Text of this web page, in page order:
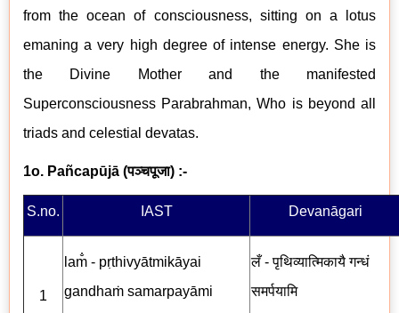
from the ocean of consciousness, sitting on a lotus
emaning a very high degree of intense energy. She is
the Divine Mother and the manifested
Superconsciousness Parabrahman, Who is beyond all
triads and celestial devatas.
1o. Pañcapūjā (पञ्चपूजा) :-
S.no. IAST Devanāgari
1
lam̐ - pṛthivyātmikāyai
gandhaṁ samarpayāmi
लँ - पृथिव्यात्मिकायै गन्धं
समर्पयामि